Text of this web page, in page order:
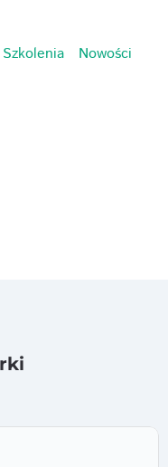
Szkolenia
Nowości